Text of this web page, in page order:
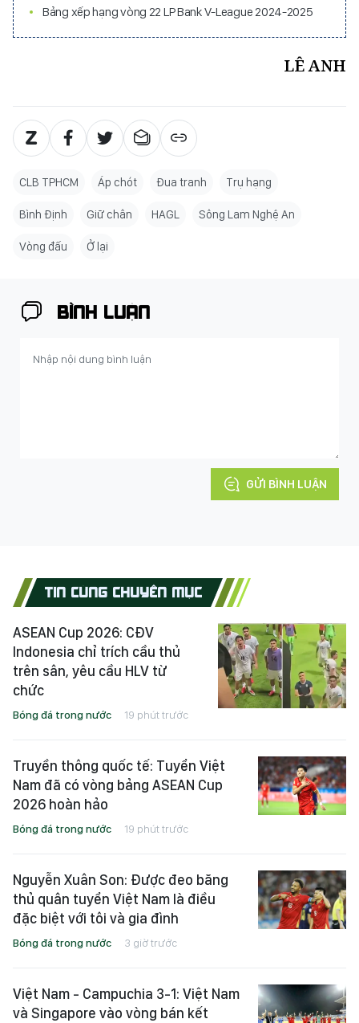
Bảng xếp hạng vòng 22 LP Bank V-League 2024-2025
LÊ ANH
CLB TPHCM Áp chót Đua tranh Trụ hạng
Bình Định Giữ chân HAGL Sông Lam Nghệ An
Vòng đấu Ở lại
BÌNH LUẬN
GỬI BÌNH LUẬN
TIN CÙNG CHUYÊN MỤC
ASEAN Cup 2026: CĐV
Indonesia chỉ trích cầu thủ
trên sân, yêu cầu HLV từ
chức
Bóng đá trong nước 19 phút trước
Truyền thông quốc tế: Tuyển Việt
Nam đã có vòng bảng ASEAN Cup
2026 hoàn hảo
Bóng đá trong nước 19 phút trước
Nguyễn Xuân Son: Được đeo băng
thủ quân tuyển Việt Nam là điều
đặc biệt với tôi và gia đình
Bóng đá trong nước 3 giờ trước
Việt Nam - Campuchia 3-1: Việt Nam
và Singapore vào vòng bán kết